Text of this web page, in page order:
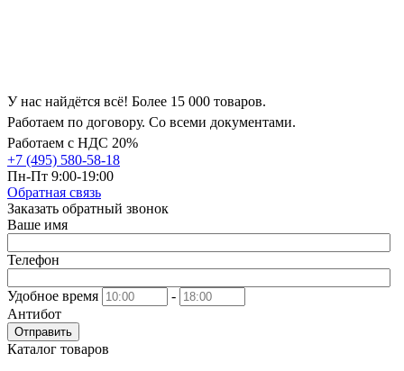
У нас найдётся всё! Более 15 000 товаров.
Работаем по договору. Со всеми документами.
Работаем с НДС 20%
+7 (495) 580-58-18
Пн-Пт 9:00-19:00
Обратная связь
Заказать обратный звонок
Ваше имя
Телефон
Удобное время
-
Антибот
Отправить
Каталог товаров